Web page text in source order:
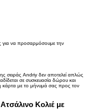
για να προσαρμόσουμε την
σειράς Andriy δεν αποτελεί απλώς
σε συσκευασία δώρου και
κάρτα με το μήνυμά σας προς τον
Κολιέ με